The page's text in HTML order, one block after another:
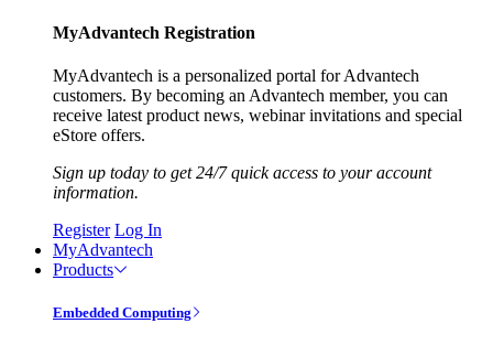
MyAdvantech Registration
MyAdvantech is a personalized portal for Advantech
customers. By becoming an Advantech member, you can
receive latest product news, webinar invitations and special
eStore offers.
Sign up today to get 24/7 quick access to your account
information.
Register Log In
MyAdvantech
Products
Embedded Computing